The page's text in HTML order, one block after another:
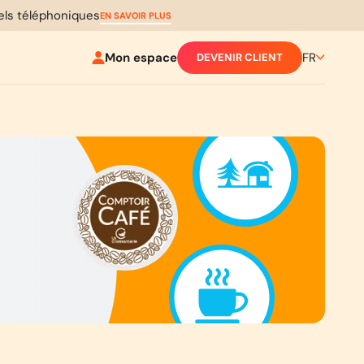
téléphoniquesEN SAVOIR PLUS
Mon espace DEVENIR CLIENT FR